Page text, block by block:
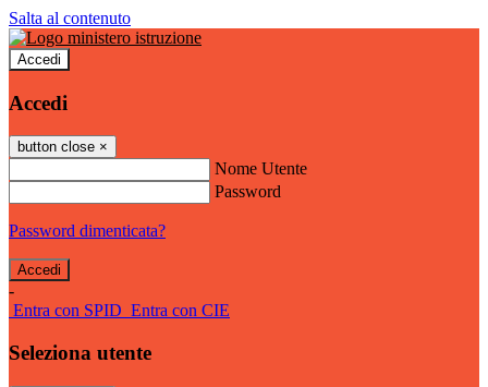
Salta al contenuto
Accedi
Accedi
button close ×
Nome Utente
Password
Password dimenticata?
-
Entra con SPID Entra con CIE
Seleziona utente